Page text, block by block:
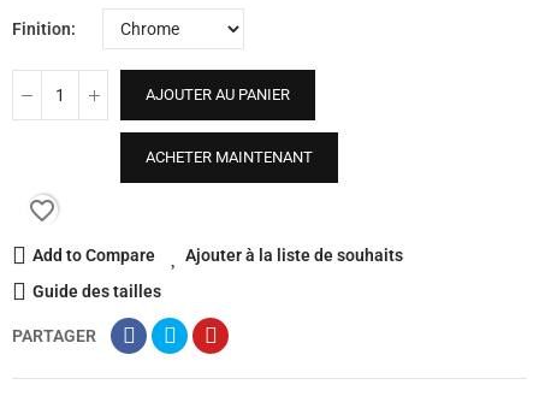
Finition
AJOUTER AU PANIER
ACHETER MAINTENANT
favorite_border
Add to Compare
Ajouter à la liste de souhaits
Guide des tailles
PARTAGER